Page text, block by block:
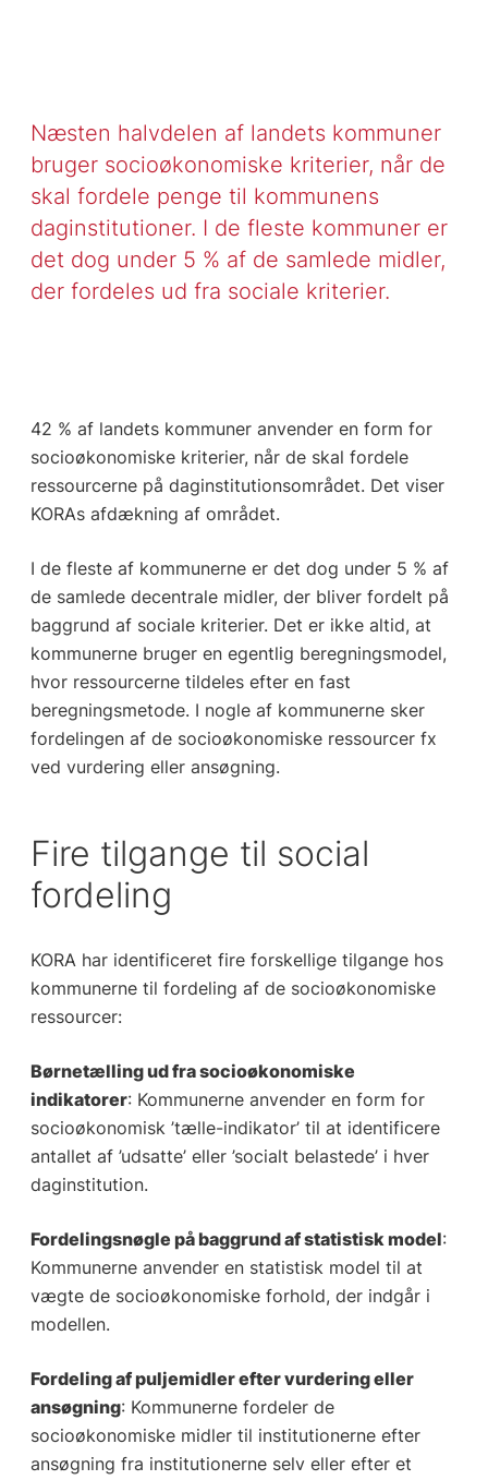
Næsten halvdelen af landets kommuner
bruger socioøkonomiske kriterier, når de
skal fordele penge til kommunens
daginstitutioner. I de fleste kommuner er
det dog under 5 % af de samlede midler,
der fordeles ud fra sociale kriterier.
42 % af landets kommuner anvender en form for
socioøkonomiske kriterier, når de skal fordele
ressourcerne på daginstitutionsområdet. Det viser
KORAs afdækning af området.
I de fleste af kommunerne er det dog under 5 % af
de samlede decentrale midler, der bliver fordelt på
baggrund af sociale kriterier. Det er ikke altid, at
kommunerne bruger en egentlig beregningsmodel,
hvor ressourcerne tildeles efter en fast
beregningsmetode. I nogle af kommunerne sker
fordelingen af de socioøkonomiske ressourcer fx
ved vurdering eller ansøgning.
Fire tilgange til social
fordeling
KORA har identificeret fire forskellige tilgange hos
kommunerne til fordeling af de socioøkonomiske
ressourcer:
Børnetælling ud fra socioøkonomiske
indikatorer: Kommunerne anvender en form for
socioøkonomisk ’tælle-indikator’ til at identificere
antallet af ’udsatte’ eller ’socialt belastede’ i hver
daginstitution.
Fordelingsnøgle på baggrund af statistisk model:
Kommunerne anvender en statistisk model til at
vægte de socioøkonomiske forhold, der indgår i
modellen.
Fordeling af puljemidler efter vurdering eller
ansøgning: Kommunerne fordeler de
socioøkonomiske midler til institutionerne efter
ansøgning fra institutionerne selv eller efter et